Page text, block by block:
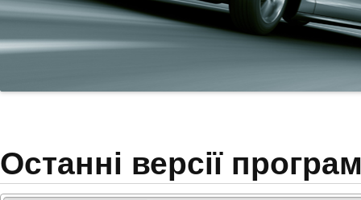
Останні версії